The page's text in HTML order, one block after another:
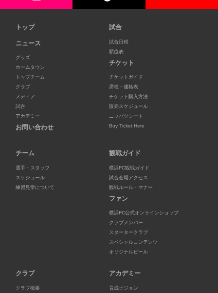
トップ
ニュース
グッズ
ホームタウン
トップチーム
クラブ
メディア
試合
アカデミー
お問い合わせ
試合
試合日程
順位表
チケット
チケットガイド
席種・価格表
チケット購入方法
販売スケジュール
ニッパツシート
Buy Ticket Here
チーム
選手・スタッフ
スケジュール
練習見学について
観戦ガイド
横浜FC観戦ガイド
試合会場アクセス
観戦ルール・マナー
ファン
横浜FC公式オンラインショップ
クラブメンバー
スタータークラブ
スペシャルコンテンツ
オリジナルビール
クラブ
クラブ概要
アカデミー
育成ビジョン